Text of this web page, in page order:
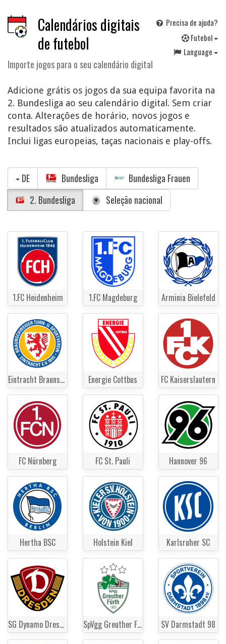
Calendários digitais
de futebol
Importe jogos para o seu calendário digital
Precisa de ajuda?
Futebol
Language
Adicione grátis os jogos da sua equipa favorita na
2. Bundesliga ao seu calendário digital. Sem criar
conta. Alterações de horário, novos jogos e
resultados são atualizados automaticamente.
Inclui ligas europeias, taças nacionais e play-offs.
DE Bundesliga
Bundesliga Frauen
2. Bundesliga
Seleção nacional
1.FC Heidenheim 1.FC Magdeburg Arminia Bielefeld
Eintracht Braunschweig Energie Cottbus FC Kaiserslautern
FC Nürnberg FC St. Pauli Hannover 96
Hertha BSC Holstein Kiel Karlsruher SC
SG Dynamo Dresden SpVgg Greuther Fürth SV Darmstadt 98